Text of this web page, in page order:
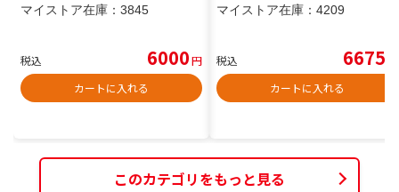
マイストア在庫： 3845
税込 6000円
カートに入れる
マイストア在庫： 4209
税込 6675
カートに入れる
このカテゴリをもっと見る